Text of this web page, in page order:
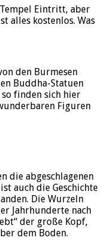
Eintritt, aber
alles kostenlos. Was
den Burmesen
Buddha-Statuen
finden sich hier
Figuren
die abgeschlagenen
auch die Geschichte
Die Wurzeln
Jahrhunderte nach
der große Kopf,
dem Boden.